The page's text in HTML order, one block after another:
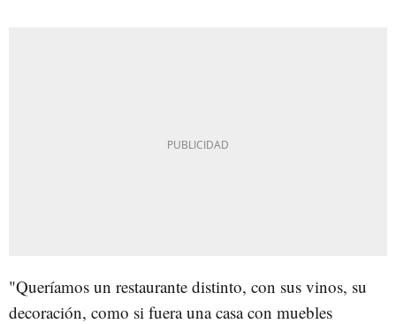
"Queríamos un restaurante distinto, con sus vinos, su
decoración, como si fuera una casa con muebles